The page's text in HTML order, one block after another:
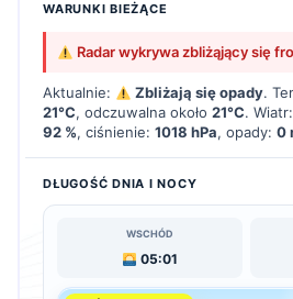
WARUNKI BIEŻĄCE
Radar wykrywa zbliżąjący się
Aktualnie: Zbliżają się opady.
21°C, odczuwalna około 21°C. Wiatr:
92 %, ciśnienie: 1018 hPa, opady: 0
DŁUGOŚĆ DNIA I NOCY
WSCHÓD
05:01